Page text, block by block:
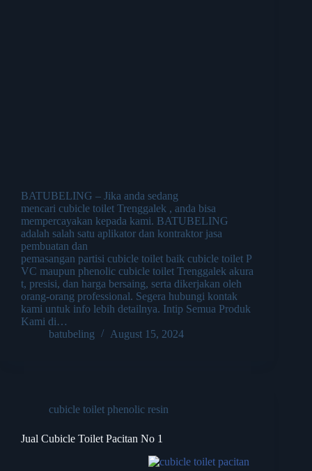
BATUBELING – Jika anda sedang
mencari cubicle toilet Trenggalek , anda bisa
mempercayakan kepada kami. BATUBELING
adalah salah satu aplikator dan kontraktor jasa
pembuatan dan
pemasangan partisi cubicle toilet baik cubicle toilet P
VC maupun phenolic cubicle toilet Trenggalek akura
t, presisi, dan harga bersaing, serta dikerjakan oleh
orang-orang professional. Segera hubungi kontak
kami untuk info lebih detailnya. Intip Semua Produk
Kami di…
batubeling
August 15, 2024
cubicle toilet phenolic resin
Jual Cubicle Toilet Pacitan No 1